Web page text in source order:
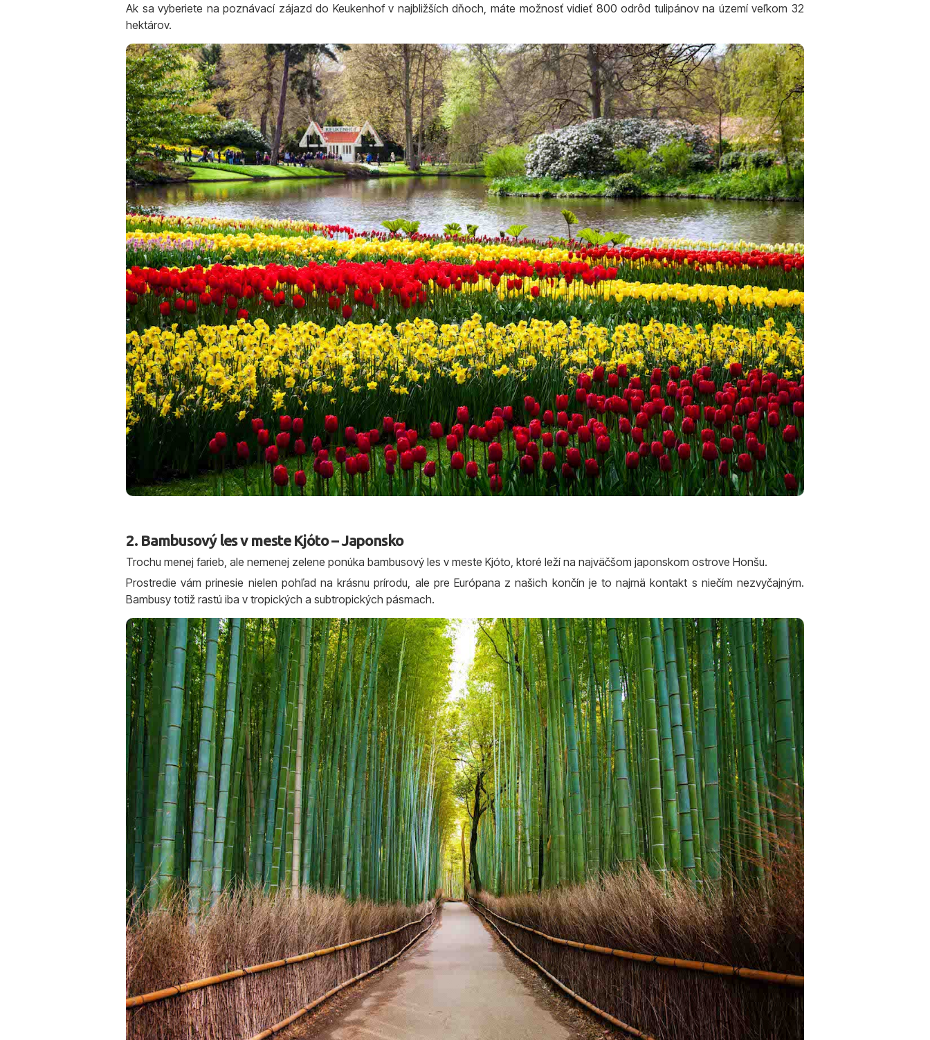
Ak sa vyberiete na poznávací zájazd do Keukenhof v najbližších dňoch, máte možnosť vidieť 800 odrôd tulipánov na území veľkom 32
hektárov.
2. Bambusový les v meste Kjóto – Japonsko
Trochu menej farieb, ale nemenej zelene ponúka bambusový les v meste Kjóto, ktoré leží na najväčšom japonskom ostrove Honšu.
Prostredie vám prinesie nielen pohľad na krásnu prírodu, ale pre Európana z našich končín je to najmä kontakt s niečím nezvyčajným.
Bambusy totiž rastú iba v tropických a subtropických pásmach.